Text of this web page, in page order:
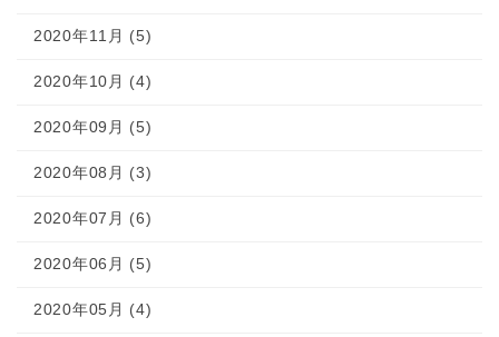
2020年11月 (5)
2020年10月 (4)
2020年09月 (5)
2020年08月 (3)
2020年07月 (6)
2020年06月 (5)
2020年05月 (4)